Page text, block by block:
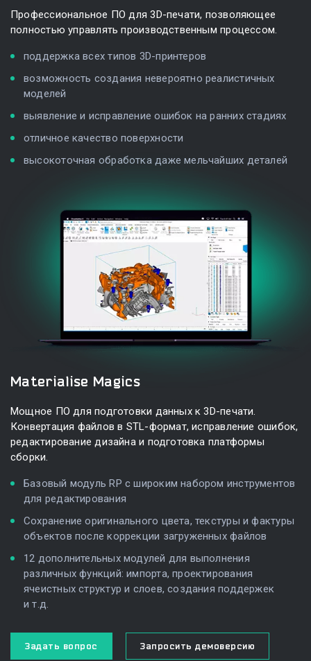
Профессиональное ПО для3D-печати, позволяющее
полностью управлять производственным процессом.
поддержка всех типов 3D-принтеров
возможность создания невероятно реалистичных
моделей
выявление и исправление ошибок на ранних стадиях
отличное качество поверхности
высокоточная обработка даже мельчайших деталей
Materialise Magics
Мощное ПО для подготовки данных к3D-печати.
Конвертация файловв STL-формат, исправление ошибок,
редактирование дизайна и подготовка платформы
сборки.
Базовый модуль RP с широким набором инструментов
для редактирования
Сохранение оригинального цвета, текстуры и фактуры
объектов после коррекции загруженных файлов
12 дополнительных модулей для выполнения
различных функций: импорта, проектирования
ячеистных структур и слоев, создания поддержек
и т.д.
Задать вопрос Запросить демоверсию